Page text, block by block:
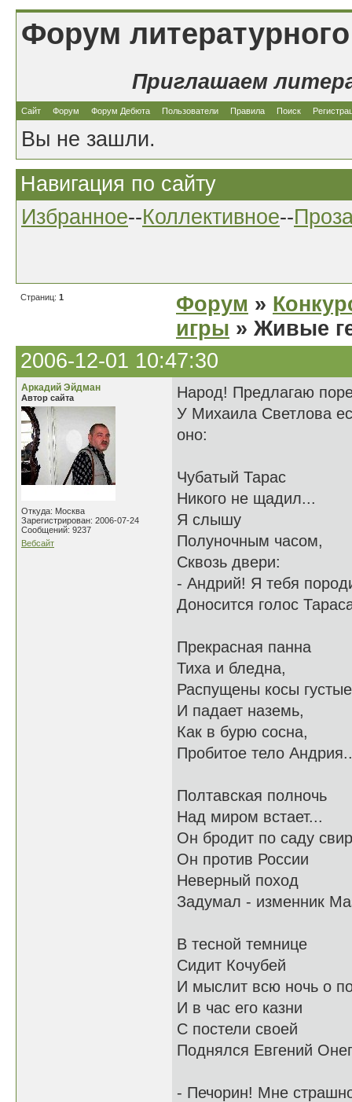
Форум
Приглашаем
Сайт Форум Форум Дебюта Пользователи Правила Поиск
Вы не зашли.
Навигация по сайту
Избранное--Коллективное--
Страниц: 1 Форум »
игры » Живые
2006-12-01 10:47:30
Аркадий Эйдман
Автор сайта
Откуда: Москва
Зарегистрирован: 2006-07-24
Сообщений: 9237
Вебсайт
Народ! Предлагаю
У Михаила Светлова
оно:
Чубатый Тарас
Никого не щадил...
Я слышу
Полуночным часом,
Сквозь двери:
- Андрий! Я тебя
Доносится голос
Прекрасная панна
Тиха и бледна,
Распущены косы
И падает наземь,
Как в бурю сосна,
Пробитое тело
Полтавская полночь
Над миром встает...
Он бродит по саду
Он против России
Неверный поход
Задумал - изменник
В тесной темнице
Сидит Кочубей
И мыслит всю ночь о
И в час его казни
С постели своей
Поднялся Евгений
- Печорин! Мне